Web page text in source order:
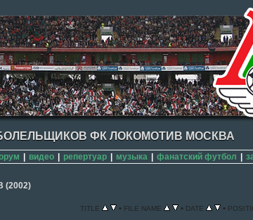
ФК ЛОКОМОТИВ МОСКВА
видео репертуар музыка фанатский футбол
TITLE • FILE NAME • DATE •